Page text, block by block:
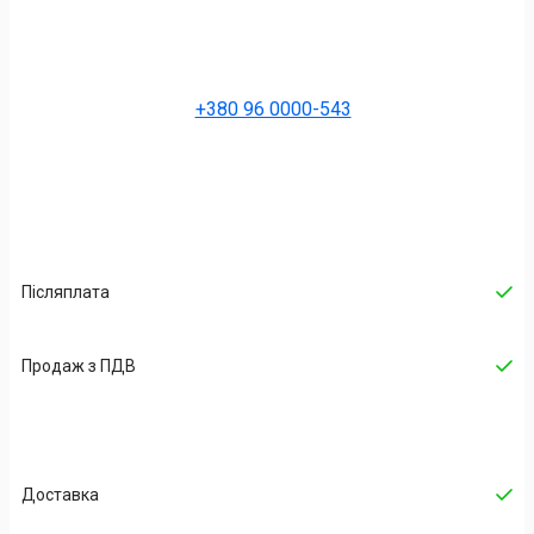
+380 96 0000-543
Післяплата
Продаж з ПДВ
Доставка